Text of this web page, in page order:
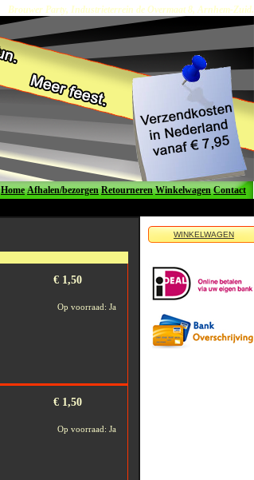
Brouwer Party, Industrieterrein de Overmaat 8, Arnhem-Zuid.
Home Afhalen/bezorgen Retourneren Winkelwagen Contact
€ 1,50
Op voorraad: Ja
€ 1,50
Op voorraad: Ja
WINKELWAGEN